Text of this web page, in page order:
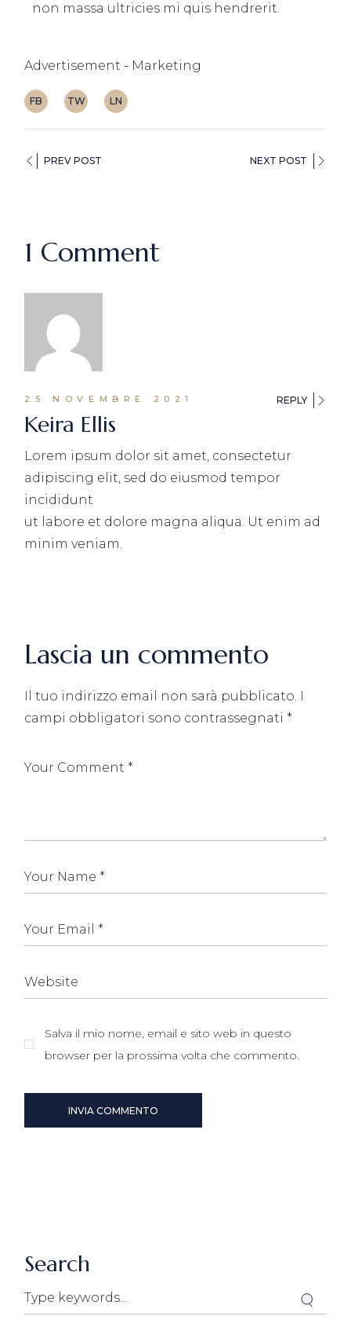
non massa ultricies mi quis hendrerit.
Advertisement Marketing
FB TW LN
PREV POST NEXT POST
1 Comment
25 NOVEMBRE 2021 REPLY
Keira Ellis
Lorem ipsum dolor sit amet, consectetur
adipiscing elit, sed do eiusmod tempor
incididunt
ut labore et dolore magna aliqua. Ut enim ad
minim veniam.
Lascia un commento
Il tuo indirizzo email non sarà pubblicato. I
campi obbligatori sono contrassegnati *
Salva il mio nome, email e sito web in questo
browser per la prossima volta che commento.
INVIA COMMENTO
Search